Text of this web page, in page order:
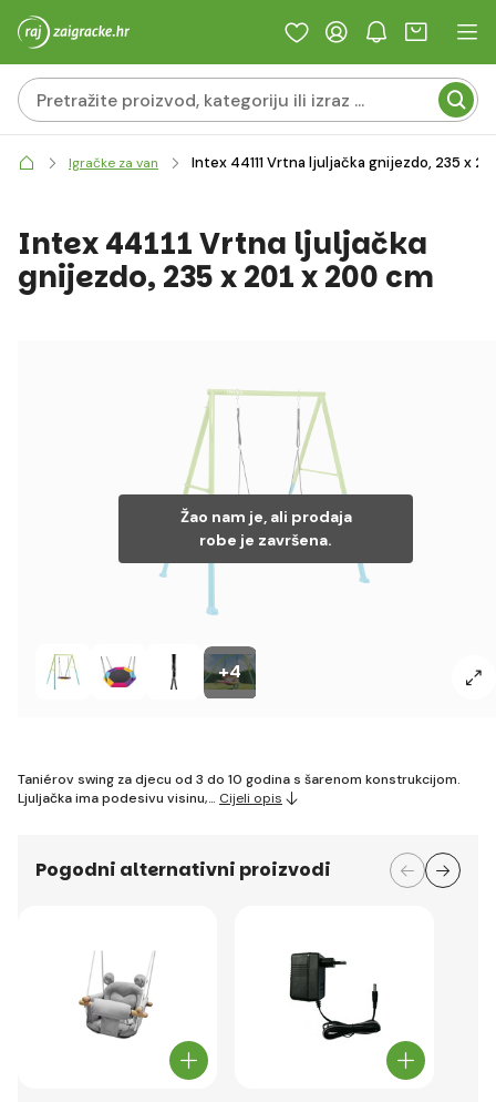
Igračke za van Intex 44111 Vrtna ljuljačka gnijezdo, 235 x
+4
Žao nam je, ali prodaja
robe je završena.
Intex 44111 Vrtna ljuljačka
gnijezdo, 235 x 201 x 200 cm
Taniérov swing za djecu od 3 do 10 godina s šarenom konstrukcijom.
Ljuljačka ima podesivu visinu,… Cijeli opis
Pogodni alternativni proizvodi